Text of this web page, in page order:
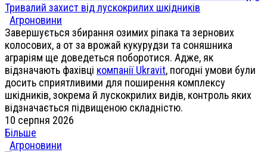
Тривалий захист від лускокрилих шкідників
Агроновини
Завершується збирання озимих ріпака та зернових
колосових, а от за врожай кукурудзи та соняшника
аграріям ще доведеться поборотися. Адже, як
відзначають фахівці компанії Ukravit, погодні умови були
досить сприятливими для поширення комплексу
шкідників, зокрема й лускокрилих видів, контроль яких
відзначається підвищеною складністю.
10 серпня 2026
Більше
Агроновини